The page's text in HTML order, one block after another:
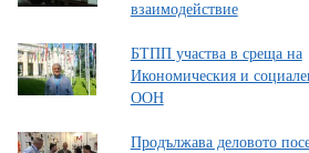
взаимодействие
БТПП участва в среща на
Икономическия и
ООН
Продължава деловото